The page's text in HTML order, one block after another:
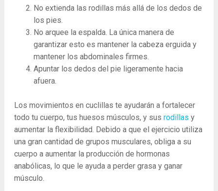
No extienda las rodillas más allá de los dedos de
los pies.
No arquee la espalda. La única manera de
garantizar esto es mantener la cabeza erguida y
mantener los abdominales firmes.
Apuntar los dedos del pie ligeramente hacia
afuera.
Los movimientos en cuclillas te ayudarán a fortalecer
todo tu cuerpo, tus huesos músculos, y sus rodillas y
aumentar la flexibilidad. Debido a que el ejercicio utiliza
una gran cantidad de grupos musculares, obliga a su
cuerpo a aumentar la producción de hormonas
anabólicas, lo que le ayuda a perder grasa y ganar
músculo.